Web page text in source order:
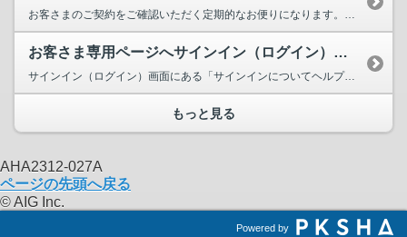
お客さまのご契約をご確認いただく定期的なお便りになります。このまま保険をご継続いただける場合は、お手続きは不要です。
お客さま専用ページへサインイン（ログイン）するためのパスワードを変更する場合、どうすればいいですか？（morph(モルフ)、morph for men、ライフスタイル保険の場合）
サインイン（ログイン）画面にある「サインインについてヘルプが必要ですか？」を選択し、「パスワードをお忘れですか？」...
もっと見る
AHA2312-027A
ページの先頭へ戻る
© AIG Inc.
Powered by